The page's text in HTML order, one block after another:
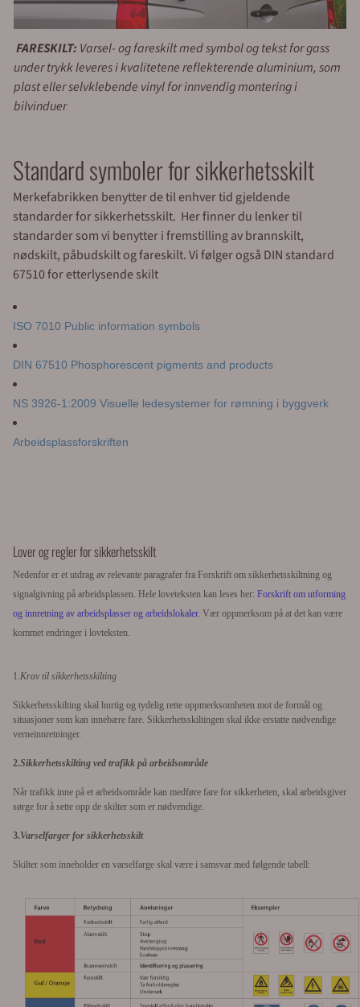
FARESKILT: Varsel- og fareskilt med symbol og tekst for gass
under trykk leveres i kvalitetene reflekterende aluminium, som
plast eller selvklebende vinyl for innvendig montering i
bilvinduer
Standard symboler for sikkerhetsskilt
Merkefabrikken benytter de til enhver tid gjeldende
standarder for sikkerhetsskilt. Her finner du lenker til
standarder som vi benytter i fremstilling av brannskilt,
nødskilt, påbudskilt og fareskilt. Vi følger også DIN standard
67510 for etterlysende skilt
ISO 7010 Public information symbols
DIN 67510 Phosphorescent pigments and products
NS 3926-1:2009 Visuelle ledesystemer for rømning i byggverk
Arbeidsplassforskriften
Lover og regler for sikkerhetsskilt
Nedenfor er et utdrag av relevante paragrafer fra Forskrift om sikkerhetsskiltning og
signalgivning på arbeidsplassen. Hele loveteksten kan leses her: Forskrift om utforming
og innretning av arbeidsplasser og arbeidslokaler. Vær oppmerksom på at det kan være
kommet endringer i lovteksten.
1.Krav til sikkerhetsskilting
Sikkerhetsskilting skal hurtig og tydelig rette oppmerksomheten mot de formål og
situasjoner som kan innebære fare. Sikkerhetsskiltingen skal ikke erstatte nødvendige
verneinnretninger.
2.Sikkerhetsskilting ved trafikk på arbeidsområde
Når trafikk inne på et arbeidsområde kan medføre fare for sikkerheten, skal arbeidsgiver
sørge for å sette opp de skilter som er nødvendige.
3.Varselfarger for sikkerhetsskilt
Skilter som inneholder en varselfarge skal være i samsvar med følgende tabell: